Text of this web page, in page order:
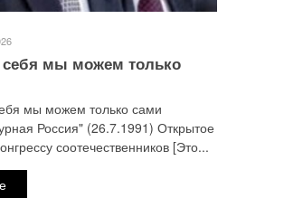
себя мы можем только
мы можем только сами
Россия" (26.7.1991) Открытое
соотечественников [Это...